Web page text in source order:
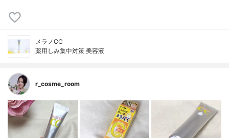
メラノCC
薬用しみ集中対策 美容液
r_cosme_room